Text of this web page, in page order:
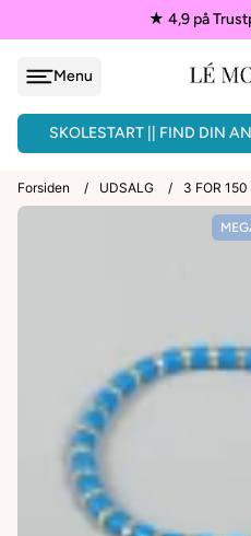
★ 4,9 på
Menu
SKOLESTART || FIND DIN
ARMBÅND - 3 FOR
Forsiden / UDSALG / 3 FOR 150